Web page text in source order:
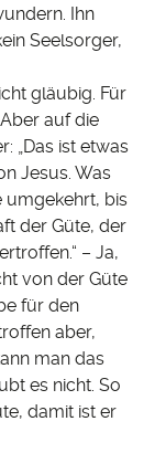
Ihn
Seelsorger,
gläubig. Für
auf die
„Das ist etwas
Jesus. Was
umgekehrt, bis
der Güte, der
– Ja,
von der Güte
für den
aber,
man das
es nicht. So
damit ist er